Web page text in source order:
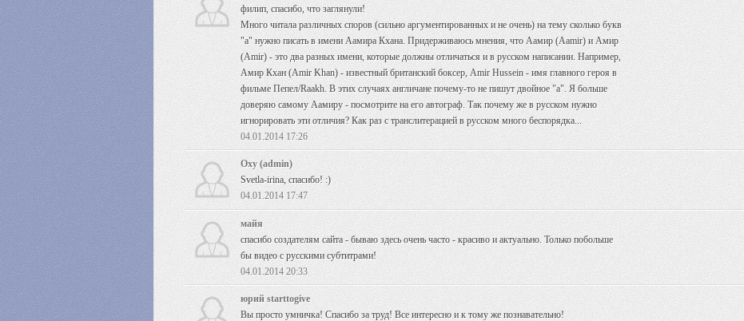
филип, спасибо, что заглянули!
Много читала различных споров (сильно аргументированных и не очень) на тему сколько букв
"а" нужно писать в имени Аамира Кхана. Придерживаюсь мнения, что Аамир (Aamir) и Амир
(Amir) - это два разных имени, которые должны отличаться и в русском написании. Например,
Амир Кхан (Amir Khan) - известный британский боксер, Amir Hussein - имя главного героя в
фильме Пепел/Raakh. В этих случаях англичане почему-то не пишут двойное "а". Я больше
доверяю самому Аамиру - посмотрите на его автограф. Так почему же в русском нужно
игнорировать эти отличия? Как раз с транслитерацией в русском много беспорядка...
04.01.2014 17:26
Oxy (admin)
Svetla-irina, спасибо! :)
04.01.2014 17:47
майя
спасибо создателям сайта - бываю здесь очень часто - красиво и актуально. Только побольше
бы видео с русскими субтитрами!
04.01.2014 20:33
юрий starttogive
Вы просто умничка! Спасибо за труд! Все интересно и к тому же познавательно!